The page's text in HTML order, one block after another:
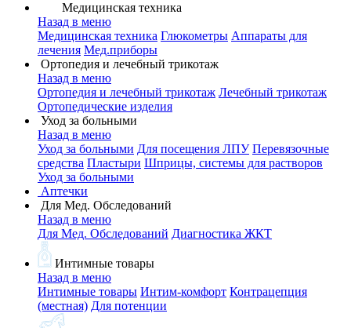
Медицинская техника
Назад в меню
Медицинская техника Глюкометры Аппараты для
лечения Мед.приборы
Ортопедия и лечебный трикотаж
Назад в меню
Ортопедия и лечебный трикотаж Лечебный трикотаж
Ортопедические изделия
Уход за больными
Назад в меню
Уход за больными Для посещения ЛПУ Перевязочные
средства Пластыри Шприцы, системы для растворов
Уход за больными
Аптечки
Для Мед. Обследований
Назад в меню
Для Мед. Обследований Диагностика ЖКТ
Интимные товары
Назад в меню
Интимные товары Интим-комфорт Контрацепция
(местная) Для потенции